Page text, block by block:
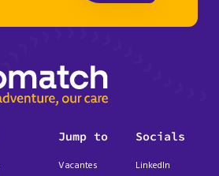
Jump to
Vacantes
Socials
LinkedIn